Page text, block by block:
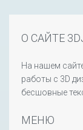
О САЙТЕ
На нашем
работы с 3D
бесшовные
МЕНЮ